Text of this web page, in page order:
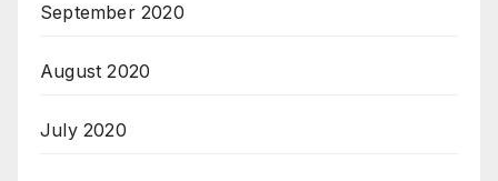
September 2020
August 2020
July 2020